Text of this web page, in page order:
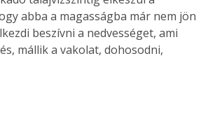
abba a magasságba már nem jön
beszívni a nedvességet, ami
mállik a vakolat, dohosodni,